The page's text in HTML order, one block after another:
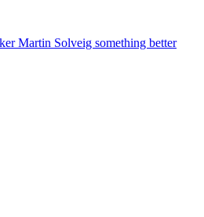
Martin Solveig something better